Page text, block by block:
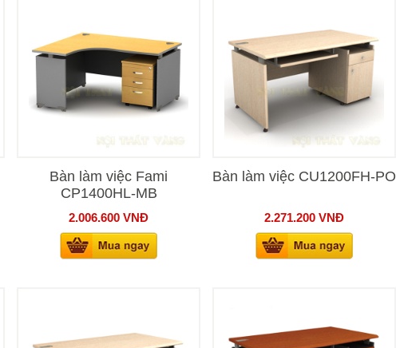
Bàn làm việc Fami
CP1400HL-MB
2.006.600 VNĐ
Bàn làm việc CU1200FH-PO
2.271.200 VNĐ